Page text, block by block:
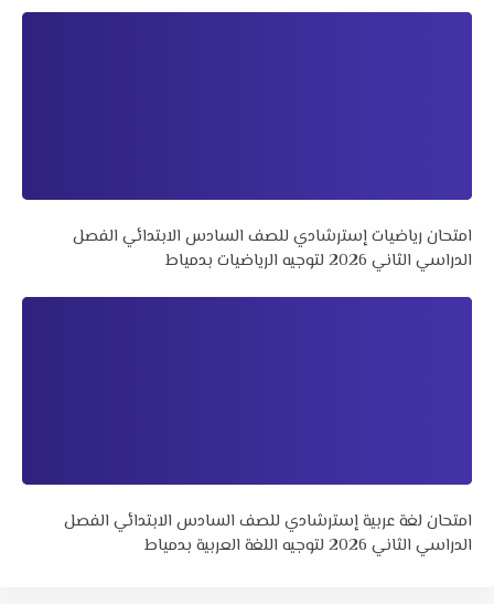
امتحان رياضيات إسترشادي للصف السادس الابتدائي الفصل
الدراسي الثاني 2026 لتوجيه الرياضيات بدمياط
امتحان لغة عربية إسترشادي للصف السادس الابتدائي الفصل
الدراسي الثاني 2026 لتوجيه اللغة العربية بدمياط